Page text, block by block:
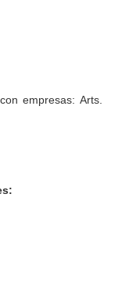
empresas: Arts.